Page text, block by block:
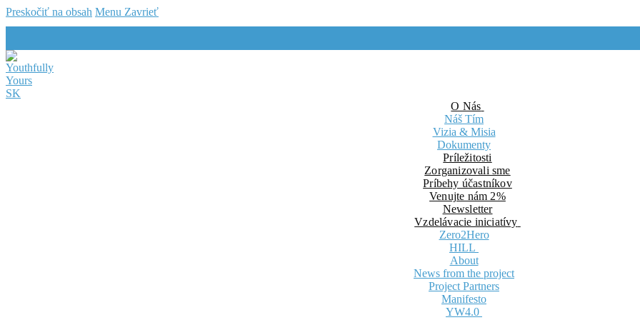
Preskočiť na obsah Menu Zavrieť
O Nás
Náš Tím
Vizia & Misia
Dokumenty
Príležitosti
Zorganizovali sme
Príbehy účastníkov
Venujte nám 2%
Newsletter
Vzdelávacie iniciatívy
Zero2Hero
HILL
About
News from the project
Project Partners
Manifesto
YW4.0